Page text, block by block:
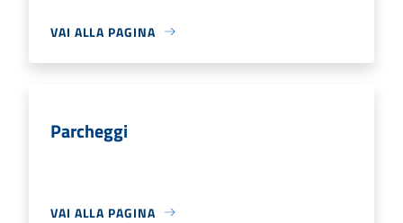
VAI ALLA PAGINA
Parcheggi
VAI ALLA PAGINA